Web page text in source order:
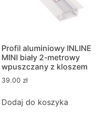
Profil aluminiowy INLINE
MINI biały 2-metrowy
wpuszczany z kloszem
39.00 zł
Dodaj do koszyka